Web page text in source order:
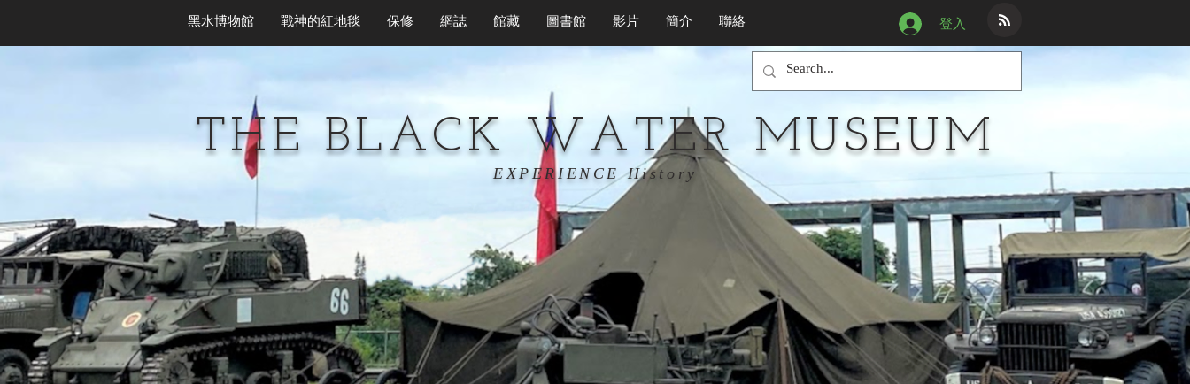
黑水博物館 戰神的紅地毯 保修 網誌 館藏 圖書館 影片 簡介 聯絡 登入
THE BLACK WATER MUSEUM
EXPERIENCE History